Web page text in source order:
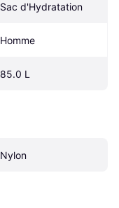
Sac d'Hydratation
Homme
85.0 L
Nylon